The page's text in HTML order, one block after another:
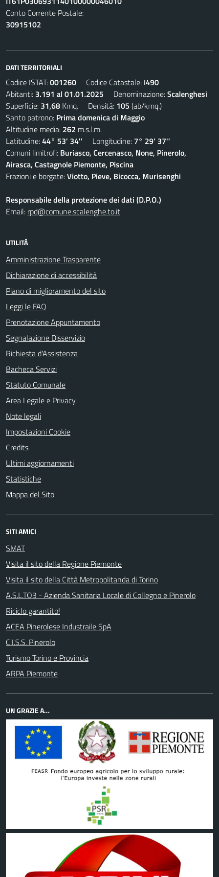
Conto Corrente Postale:
30915102
DATI TERRITORIALI
Codice ISTAT:001260 Codice Catastale: I490
Abitanti: 3.191 al 01.01.2025 Denominazione:Scalenghesi
Superficie: 31,68 Kmq. Densità: 105 (ab/kmq.)
Santo patrono: Prima domenica di Maggio
Altitudine media: 262 m.s.l.m.
Latitudine:44° 53' 34'' Longitudine: 7° 29' 37''
Comuni limitrofi: Buriasco, Cercenasco, None, Pinerolo,
Airasca, Castagnole Piemonte, Piscina
Frazioni e borgate:Viotto, Pieve, Bicocca, Murisenghi
Responsabile della protezione dei dati (D.P.O.)
Email: rpd@comune.scalenghe.to.it
UTILITÀ
Amministrazione Trasparente
Dichiarazione di accessibilità
Piano di miglioramento del sito
Leggi le FAQ
Prenotazione Appuntamento
Segnalazione Disservizio
Richiesta d'Assistenza
Bacheca Servizi
Statuto Comunale
Area Legale e Privacy
Note legali
Impostazioni Cookie
Credits
Ultimi aggiornamenti
Statistiche
Mappa del Sito
SITI AMICI
SMAT
Visita il sito della Regione Piemonte
Visita il sito della Città Metropolitanda di Torino
A.S.L.TO3 - Azienda Sanitaria Locale di Collegno e Pinerolo
Riciclo garantito!
ACEA Pinerolese Industraile SpA
C.I.S.S. Pinerolo
Turismo Torino e Provincia
ARPA Piemonte
UN GRAZIE A...